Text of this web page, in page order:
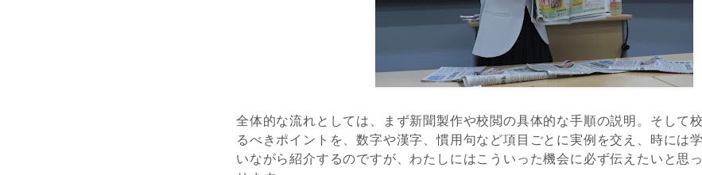
全体的な流れとしては、まず新聞製作や校閲の具体的な手順の説明。そして
るべきポイントを、数字や漢字、慣用句など項目ごとに実例を交え、時には
いながら紹介するのですが、わたしにはこういった機会に必ず伝えたいと思